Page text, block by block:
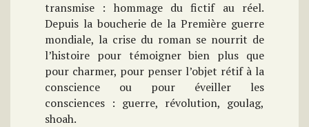
transmise : hommage du fictif au réel.
Depuis la boucherie de la Première guerre
mondiale, la crise du roman se nourrit de
l’histoire pour témoigner bien plus que
pour charmer, pour penser l’objet rétif à la
conscience ou pour éveiller les
consciences : guerre, révolution, goulag,
shoah.